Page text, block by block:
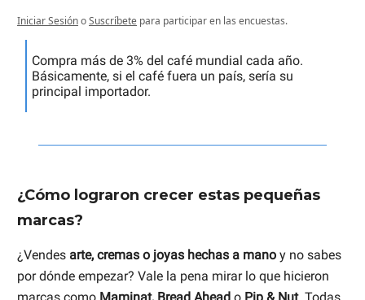
Iniciar SesiónoSuscríbete para participar en las encuestas.
Compra más de 3% del café mundial cada año.
Básicamente, si el café fuera un país, sería su
principal importador.
¿Cómo lograron crecer estas pequeñas
marcas?
¿Vendes arte, cremas o joyas hechas a mano y no sabes
por dónde empezar? Vale la pena mirar lo que hicieron